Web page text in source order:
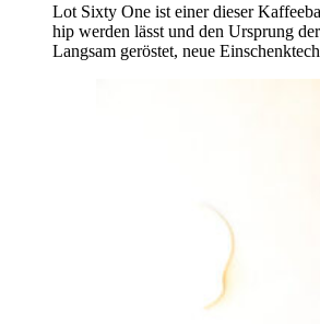
Lot Sixty One ist einer dieser
hip werden lässt und den Ursprung
Langsam geröstet, neue